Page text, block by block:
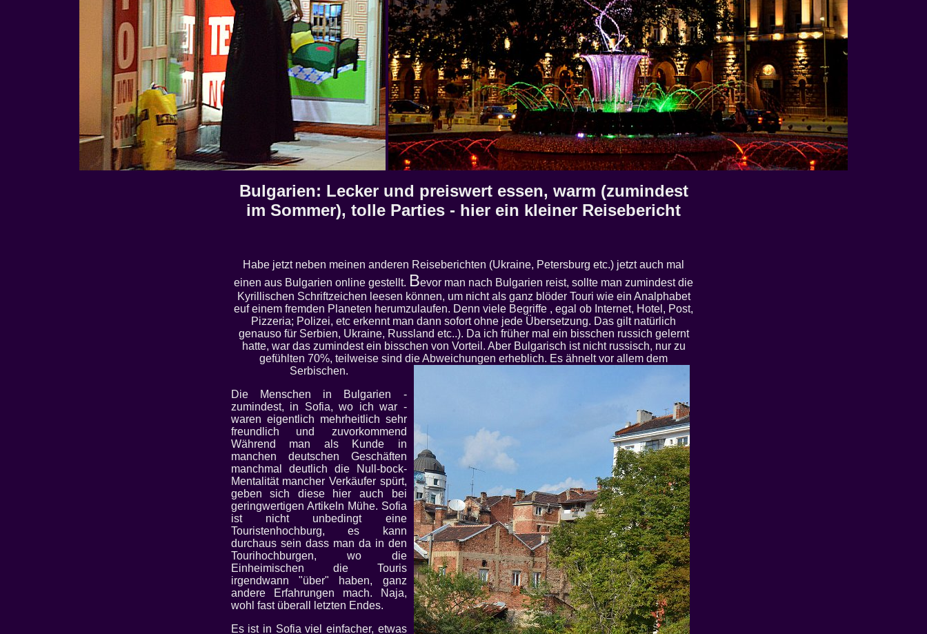
Bulgarien: Lecker und preiswert essen, warm (zumindest
im Sommer), tolle Parties - hier ein kleiner Reisebericht
Habe jetzt neben meinen anderen Reiseberichten (Ukraine, Petersburg etc.) jetzt auch mal
einen aus Bulgarien online gestellt. Bevor man nach Bulgarien reist, sollte man zumindest die
Kyrillischen Schriftzeichen leesen können, um nicht als ganz blöder Touri wie ein Analphabet
euf einem fremden Planeten herumzulaufen. Denn viele Begriffe , egal ob Internet, Hotel, Post,
Pizzeria; Polizei, etc erkennt man dann sofort ohne jede Übersetzung. Das gilt natürlich
genauso für Serbien, Ukraine, Russland etc..). Da ich früher mal ein bisschen russich gelernt
hatte, war das zumindest ein bisschen von Vorteil. Aber Bulgarisch ist nicht russisch, nur zu
gefühlten 70%, teilweise sind die Abweichungen erheblich. Es ähnelt vor allem dem
Serbischen.
Die Menschen in Bulgarien -
zumindest, in Sofia, wo ich war -
waren eigentlich mehrheitlich sehr
freundlich und zuvorkommend
Während man als Kunde in
manchen deutschen Geschäften
manchmal deutlich die Null-bock-
Mentalität mancher Verkäufer spürt,
geben sich diese hier auch bei
geringwertigen Artikeln Mühe. Sofia
ist nicht unbedingt eine
Touristenhochburg, es kann
durchaus sein dass man da in den
Tourihochburgen, wo die
Einheimischen die Touris
irgendwann "über" haben, ganz
andere Erfahrungen mach. Naja,
wohl fast überall letzten Endes.
Es ist in Sofia viel einfacher, etwas